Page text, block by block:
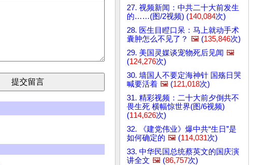
27. 视频新闻：中共二十大前发生
的……(图/2视频) (140,084次)
28. 医生目瞪口呆：马上就动手术
囊肿怎么不见了？ 🖼️ (135,846次)
29. 美国灵媒谈宠物死后见闻 🖼️
(124,276次)
30. 墙国人不要定海神针 国殇日哭
喊要活着 🖼️ (121,018次)
31. 精彩视频：二十大前夕倒共不
畏生死 横幅惊世界(图/6视频)
(114,626次)
32. 《建党伟业》爆中共“生日”是
如何确定的 🖼️ (114,031次)
33. 中华民国总统蔡英文的国庆演
讲全文 🖼️ (86,757次)